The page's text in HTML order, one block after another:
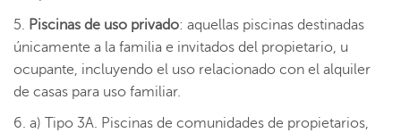
Piscinas de uso privado: aquellas piscinas destinadas
únicamente a la familia e invitados del propietario, u
ocupante, incluyendo el uso relacionado con el alquiler
de casas para uso familiar.
a) Tipo 3A. Piscinas de comunidades de propietarios,